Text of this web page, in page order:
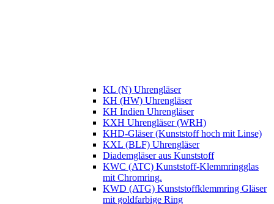
KL (N) Uhrengläser
KH (HW) Uhrengläser
KH Indien Uhrengläser
KXH Uhrengläser (WRH)
KHD-Gläser (Kunststoff hoch mit Linse)
KXL (BLF) Uhrengläser
Diademgläser aus Kunststoff
KWC (ATC) Kunststoff-Klemmringglas
mit Chromring.
KWD (ATG) Kunststoffklemmring Gläser
mit goldfarbige Ring